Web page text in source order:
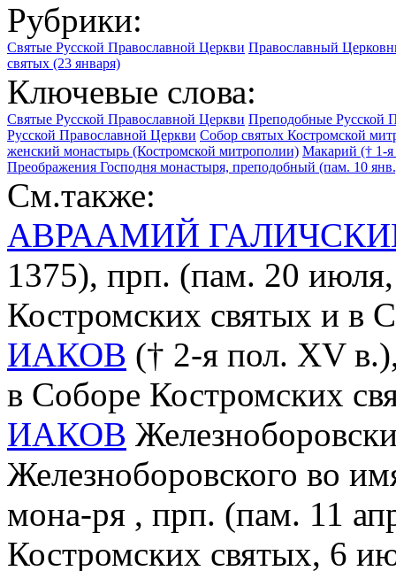
Рубрики:
Святые Русской Православной Церкви Православный
святых (23 января)
Ключевые слова:
Святые Русской Православной Церкви Преподобные Русской
Русской Православной Церкви Собор святых Костромской
женский монастырь (Костромской митрополии) Макарий († 1-я
Преображения Господня монастыря, преподобный (пам. 10
См.также:
АВРААМИЙ
1375), прп. (пам. 20
Костромских святых и в
ИАКОВ († 2-я пол. XV
в Соборе Костромских
ИАКОВ
Железноборовского во
мона-ря , прп. (пам. 11
Костромских святых, 6